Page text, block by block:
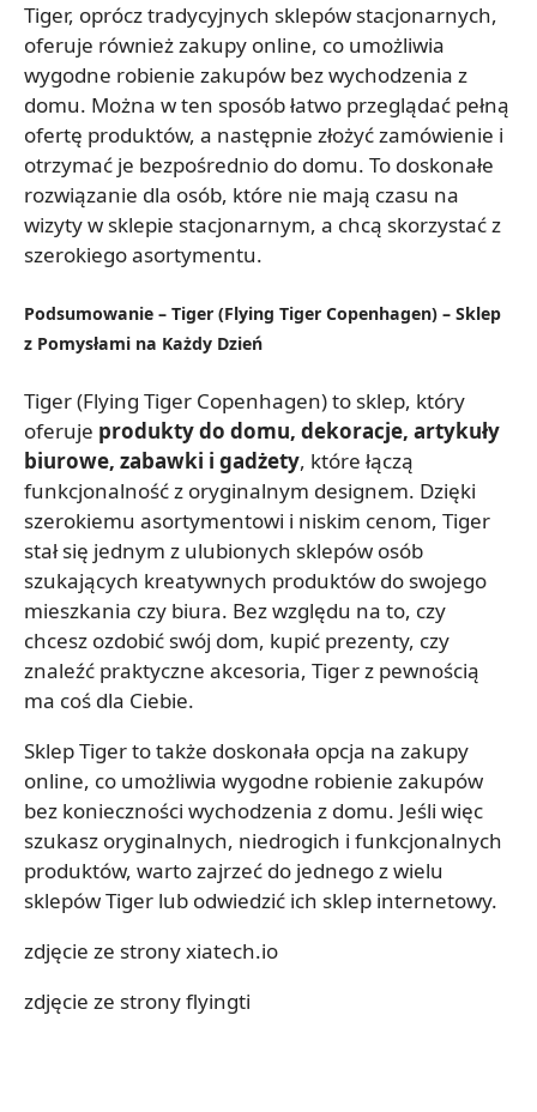
Tiger, oprócz tradycyjnych sklepów stacjonarnych,
oferuje również zakupy online, co umożliwia
wygodne robienie zakupów bez wychodzenia z
domu. Można w ten sposób łatwo przeglądać pełną
ofertę produktów, a następnie złożyć zamówienie i
otrzymać je bezpośrednio do domu. To doskonałe
rozwiązanie dla osób, które nie mają czasu na
wizyty w sklepie stacjonarnym, a chcą skorzystać z
szerokiego asortymentu.
Podsumowanie – Tiger (Flying Tiger Copenhagen) – Sklep
z Pomysłami na Każdy Dzień
Tiger (Flying Tiger Copenhagen) to sklep, który
oferuje produkty do domu, dekoracje, artykuły
biurowe, zabawki i gadżety, które łączą
funkcjonalność z oryginalnym designem. Dzięki
szerokiemu asortymentowi i niskim cenom, Tiger
stał się jednym z ulubionych sklepów osób
szukających kreatywnych produktów do swojego
mieszkania czy biura. Bez względu na to, czy
chcesz ozdobić swój dom, kupić prezenty, czy
znaleźć praktyczne akcesoria, Tiger z pewnością
ma coś dla Ciebie.
Sklep Tiger to także doskonała opcja na zakupy
online, co umożliwia wygodne robienie zakupów
bez konieczności wychodzenia z domu. Jeśli więc
szukasz oryginalnych, niedrogich i funkcjonalnych
produktów, warto zajrzeć do jednego z wielu
sklepów Tiger lub odwiedzić ich sklep internetowy.
zdjęcie ze strony xiatech.io
zdjęcie ze strony flyingti